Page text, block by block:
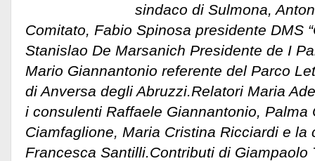
sindaco di Sulmona,
Comitato, Fabio Spinosa presidente DMS
Stanislao De Marsanich Presidente de I
Mario Giannantonio referente del Parco
di Anversa degli Abruzzi.Relatori Maria
i consulenti Raffaele Giannantonio, Palma
Ciamfaglione, Maria Cristina Ricciardi e la
Francesca Santilli.Contributi di Giampaolo